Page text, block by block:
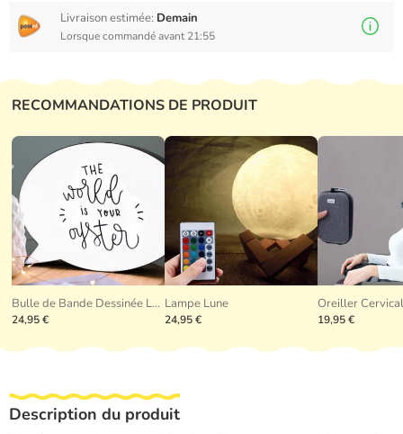
RECOMMANDATIONS DE PRODUIT
Bulle de Bande Dessinée LED
24,95 €
Lampe Lune
24,95 € 19,95 €
Livraison estimée: Demain
Lorsque commandé avant 21:55
Description du produit